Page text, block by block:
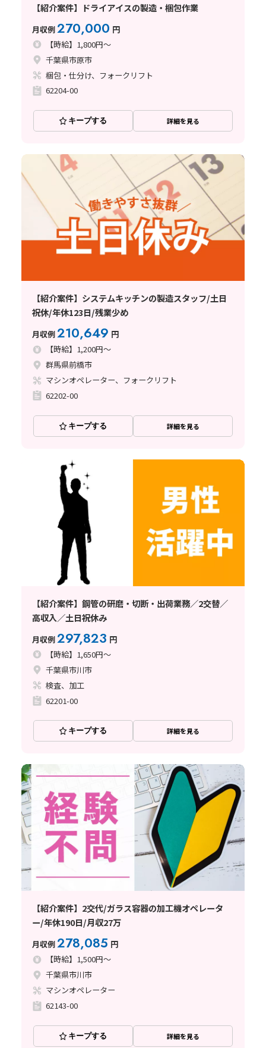
【紹介案件】ドライアイスの製造・梱包作業
月収例270,000 円
【時給】1,800円～
千葉県市原市
梱包・仕分け、フォークリフト
62204-00
キープする 詳細を見る
【紹介案件】システムキッチンの製造スタッフ/土日
祝休/年休123日/残業少め
月収例210,649 円
【時給】1,200円～
群馬県前橋市
マシンオペレーター、フォークリフト
62202-00
キープする 詳細を見る
【紹介案件】鋼管の研磨・切断・出荷業務／2交替／
高収入／土日祝休み
月収例297,823 円
【時給】1,650円～
千葉県市川市
検査、加工
62201-00
キープする 詳細を見る
【紹介案件】2交代/ガラス容器の加工機オペレータ
ー/年休190日/月収27万
月収例278,085 円
【時給】1,500円～
千葉県市川市
マシンオペレーター
62143-00
キープする 詳細を見る